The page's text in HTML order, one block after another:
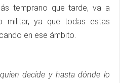
temprano que tarde, va a
militar, ya que todas estas
en ese ámbito.
decide y hasta dónde lo